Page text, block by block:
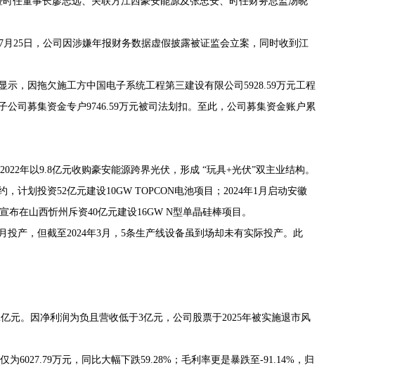
25日，公司因涉嫌年报财务数据虚假披露被证监会立案，同时收到江
，因拖欠施工方中国电子系统工程第三建设有限公司5928.59万元工程
司募集资金专户9746.59万元被司法划扣。至此，公司募集资金账户累
年以9.8亿元收购豪安能源跨界光伏，形成 “玩具+光伏”双主业结构。
计划投资52亿元建设10GW TOPCON电池项目；2024年1月启动安徽
在山西忻州斥资40亿元建设16GW N型单晶硅棒项目。
投产，但截至2024年3月，5条生产线设备虽到场却未有实际投产。此
元。因净利润为负且营收低于3亿元，公司股票于2025年被实施退市风
6027.79万元，同比大幅下跌59.28%；毛利率更是暴跌至-91.14%，归